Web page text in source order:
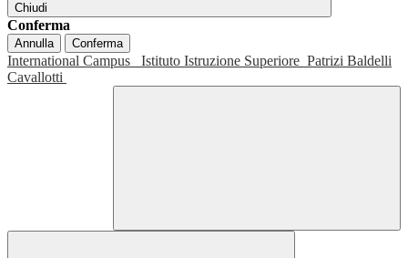
Chiudi
Conferma
Annulla Conferma
International Campus Istituto Istruzione Superiore Patrizi Baldelli
Cavallotti